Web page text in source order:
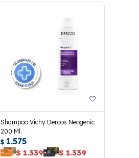
Shampoo Vichy Dercos Neogenic
200 Ml.
$ 1.575
$ 1.339 $ 1.339